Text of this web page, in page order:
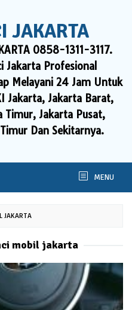
JAKARTA
0858-1311-3117.
Jakarta Profesional
Melayani 24 Jam Untuk
Jakarta, Jakarta Barat,
Timur, Jakarta Pusat,
Dan Sekitarnya.
MENU
JAKARTA
mobil jakarta